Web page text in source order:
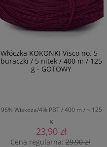
Włóczka KOKONKI Visco no. 5 -
buraczki / 5 nitek / 400 m / 125
g - GOTOWY
96% Wiskoza/4% PBT / 400 m / ~ 125
g
23,90 zł
Cena regularna:29,90 zł